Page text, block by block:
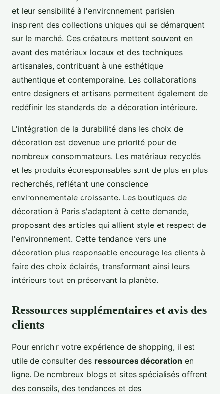
et leur sensibilité à l'environnement parisien
inspirent des collections uniques qui se démarquent
sur le marché. Ces créateurs mettent souvent en
avant des matériaux locaux et des techniques
artisanales, contribuant à une esthétique
authentique et contemporaine. Les collaborations
entre designers et artisans permettent également de
redéfinir les standards de la décoration intérieure.
L'intégration de la durabilité dans les choix de
décoration est devenue une priorité pour de
nombreux consommateurs. Les matériaux recyclés
et les produits écoresponsables sont de plus en plus
recherchés, reflétant une conscience
environnementale croissante. Les boutiques de
décoration à Paris s'adaptent à cette demande,
proposant des articles qui allient style et respect de
l'environnement. Cette tendance vers une
décoration plus responsable encourage les clients à
faire des choix éclairés, transformant ainsi leurs
intérieurs tout en préservant la planète.
Ressources supplémentaires et avis des
clients
Pour enrichir votre expérience de shopping, il est
utile de consulter des ressources décoration en
ligne. De nombreux blogs et sites spécialisés offrent
des conseils, des tendances et des